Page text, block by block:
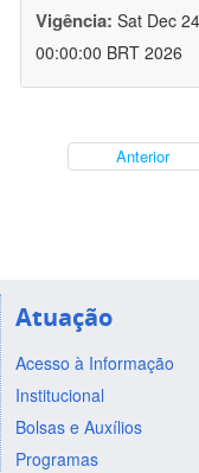
Vigência: Sat Dec
00:00:00 BRT 2026
Anterior
Atuação
Acesso à Informação
Institucional
Bolsas e Auxílios
Programas